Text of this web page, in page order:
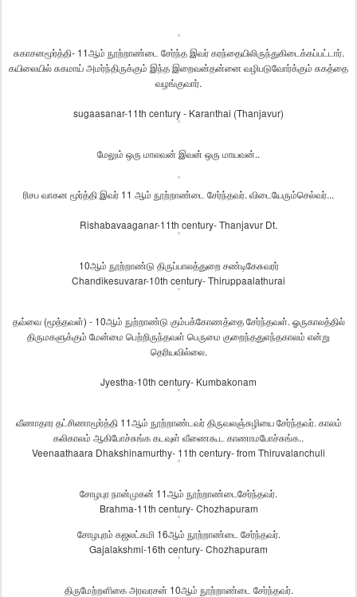
சுகாசனமூர்த்தி- 11ஆம் நூற்றாண்டை சேர்ந்த இவர் கரந்தையிலிருந்துகிடைக்கப்பட்டார்.
கயிலையில்சுகமாய்அமர்ந்திருக்கும் இந்தஇறைவன்தன்னைவழிபடுவோர்க்கும் சுகத்தை
வழங்குவார்.
sugaasanar-11th century - Karanthai (Thanjavur)
மேலும் ஒரு மாலவன்இவன்ஒரு மாயவன்..
ரிசபவாகனமூர்த்தி இவர் 11 ஆம் நூற்றாண்டை சேர்ந்தவர். விடையேரும்செல்வர்...
Rishabavaaganar-11th century- Thanjavur Dt.
10ஆம் நூற்றாண்டு திருப்பாலத்துறை சண்டிகேசுவரர்
Chandikesuvarar-10th century- Thiruppaalathurai
தவ்வை(மூத்தவள்) - 10ஆம் நுற்றாண்டு கும்பக்கோணத்தை சேர்ந்தவள். ஓருகாலத்தில்
திருமகளுக்கும் மேன்மை பெற்றிருந்தவள் பெருமை குறைந்ததுஎந்தகாலம் என்று
தெரியவில்லை.
Jyestha-10th century- Kumbakonam
வீணாதார தட்சிணாமூர்த்தி 11ஆம் நூற்றாண்டவர் திருவலஞ்சுழியை சேர்ந்தவர். காலம்
கலிகாலம் ஆகிபோச்சுங்ககடவுள் வீணைகூட காணாமபோச்சுங்க..
Veenaathaara Dhakshinamurthy- 11th century- from Thiruvalanchuli
சோழபுரநான்முகன் 11ஆம் நூற்றாண்டைசேர்ந்தவர்.
Brahma-11th century- Chozhapuram
சோழபுரம் கஜலட்சுமி 16ஆம் நூற்றாண்டை சேர்ந்தவர்.
Gajalakshmi-16th century- Chozhapuram
திருமேற்றளிகை அரவரசன்10ஆம் நூற்றாண்டை சேர்ந்தவர்.